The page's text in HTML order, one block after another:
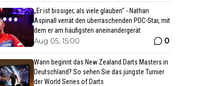
„Er ist bissiger, als viele glauben“ - Nathan
Aspinall verrät den überraschenden PDC-Star, mit
dem er am häufigsten aneinandergerät
Aug 05, 15:00 0
Wann beginnt das New Zealand Darts Masters in
Deutschland? So sehen Sie das jüngste Turnier
der World Series of Darts